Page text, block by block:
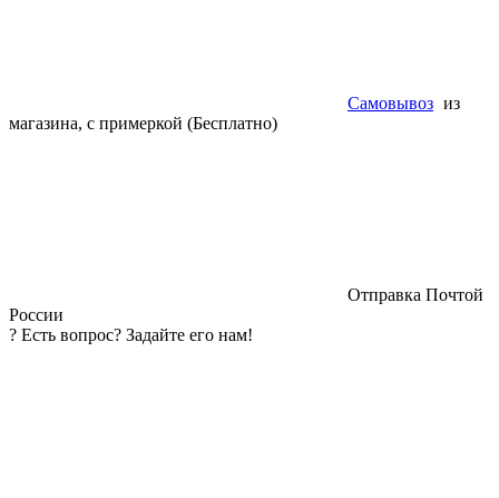
Самовывоз из
магазина, с примеркой (Бесплатно)
Отправка Почтой
России
? Есть вопрос? Задайте его нам!